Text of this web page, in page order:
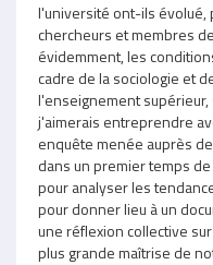
l'université ont-ils évolué,
chercheurs et membres
évidemment, les
cadre de la sociologie et
l'enseignement supérieur,
j'aimerais entreprendre
enquête menée auprès
dans un premier temps
pour analyser les
pour donner lieu à un
une réflexion collective
plus grande maîtrise de